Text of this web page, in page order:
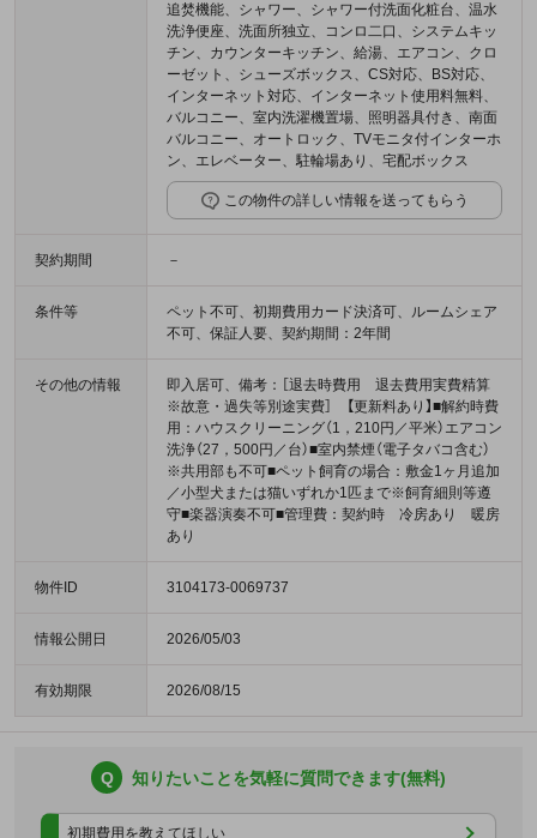
追焚機能、シャワー、シャワー付洗面化粧台、温水
洗浄便座、洗面所独立、コンロ二口、システムキッ
チン、カウンターキッチン、給湯、エアコン、クロ
ーゼット、シューズボックス、CS対応、BS対応、
インターネット対応、インターネット使用料無料、
バルコニー、室内洗濯機置場、照明器具付き、南面
バルコニー、オートロック、TVモニタ付インターホ
ン、エレベーター、駐輪場あり、宅配ボックス
この物件の詳しい情報を送ってもらう
契約期間 －
条件等
ペット不可、初期費用カード決済可、ルームシェア
不可、保証人要、契約期間：2年間
その他の情報
即入居可、備考：［退去時費用 退去費用実費精算
※故意・過失等別途実費］ 【更新料あり】■解約時費
用：ハウスクリーニング（1，210円／平米）エアコン
洗浄（27，500円／台）■室内禁煙（電子タバコ含む）
※共用部も不可■ペット飼育の場合：敷金1ヶ月追加
／小型犬または猫いずれか1匹まで※飼育細則等遵
守■楽器演奏不可■管理費：契約時 冷房あり 暖房
あり
物件ID 3104173-0069737
情報公開日 2026/05/03
有効期限 2026/08/15
Q 知りたいことを気軽に質問できます(無料)
初期費用を教えてほしい